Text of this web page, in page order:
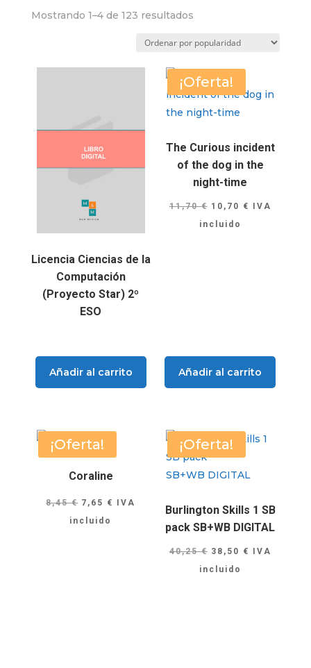
Mostrando 1–4 de 123 resultadosOrdenado
puntuación
Licencia Ciencias de la
Computación
(Proyecto Star) 2º
ESO
Añadir al carrito
¡Oferta!
The Curious incident
of the dog in the
night-time
11,70€ El
precio
10,70 € ElIVA
incluido
Añadir al carrito
¡Oferta!
Coraline
8,45€ El
precio
7,65 € El
IVA
incluido
¡Oferta!
Burlington Skills 1 SB
pack SB+WB DIGITAL
40,25€ El
precio
38,50 € El
IVA
incluido